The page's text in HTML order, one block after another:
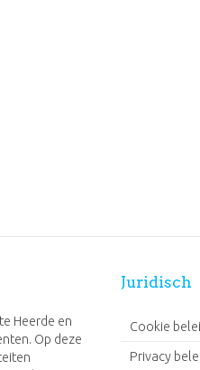
Heerde en
Op deze
Juridisch
Cookie
Privacy